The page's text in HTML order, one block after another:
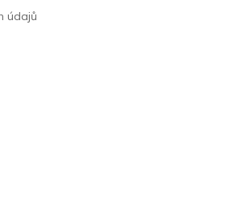
údajů